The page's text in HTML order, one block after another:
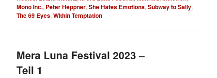
Mono Inc., Peter Heppner,She Hates Emotions,Subway to Sally,
The 69 Eyes,Within Temptation
Mera Luna Festival 2023 –
Teil 1